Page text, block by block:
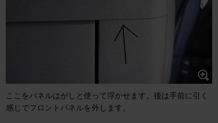
ここをパネルはがしと使って浮かせます。後は手前に引く
感じでフロントパネルを外します。